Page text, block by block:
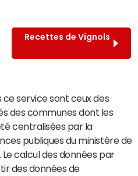
Recettes de Vignols
service sont ceux des
des communes dont les
centralisées par la
publiques du ministère de
Le calcul des données par
des données de